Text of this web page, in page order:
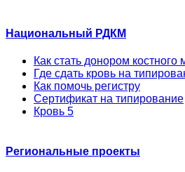
Национальный РДКМ
Как стать донором костного
Где сдать кровь на
Как помочь регистру
Сертификат на типирование
Кровь 5
Региональные проекты